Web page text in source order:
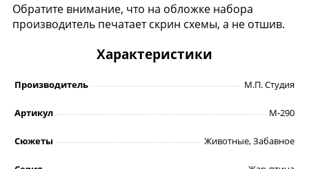
Обратите внимание, что на обложке набора
производитель печатает скрин схемы, а не отшив.
Характеристики
Производитель М.П. Студия
Артикул М-290
Сюжеты Животные, Забавное